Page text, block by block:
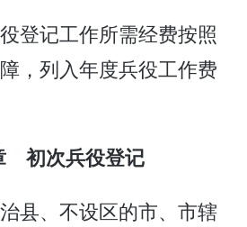
登记工作所需经费按照
，列入年度兵役工作费
初次兵役登记
县、不设区的市、市辖